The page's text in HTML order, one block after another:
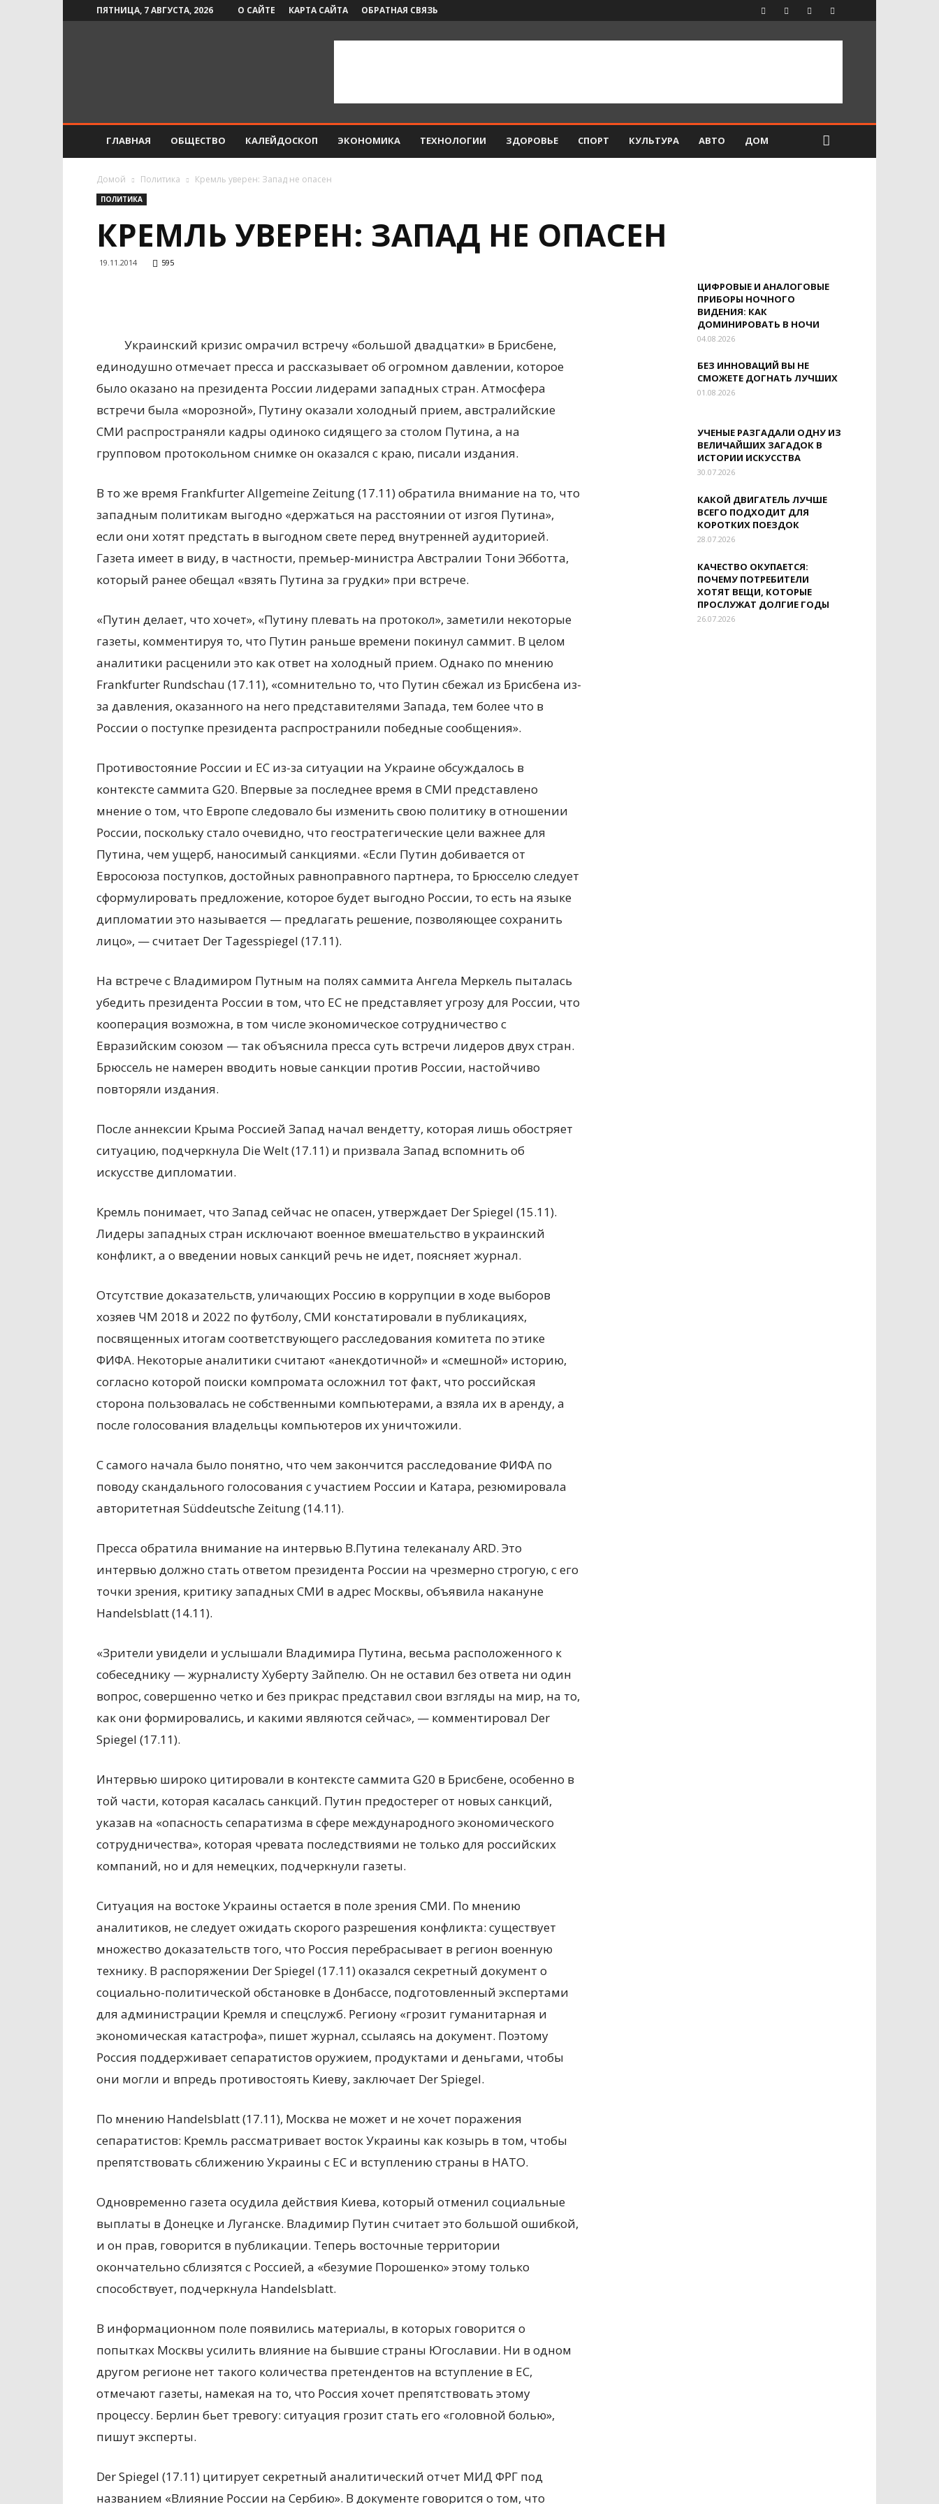
ПЯТНИЦА, 7 АВГУСТА, 2026 О САЙТЕ КАРТА САЙТА ОБРАТНАЯ СВЯЗЬ
ГЛАВНАЯ ОБЩЕСТВО КАЛЕЙДОСКОП ЭКОНОМИКА ТЕХНОЛОГИИ ЗДОРОВЬЕ СПОРТ КУЛЬТУРА АВТО ДОМ
Домой Политика Кремль уверен: Запад не опасен
ПОЛИТИКА
КРЕМЛЬ УВЕРЕН: ЗАПАД НЕ ОПАСЕН
19.11.2014 595
Украинский кризис омрачил встречу «большой двадцатки» в Брисбене,
единодушно отмечает пресса и рассказывает об огромном давлении, которое
было оказано на президента России лидерами западных стран. Атмосфера
встречи была «морозной», Путину оказали холодный прием, австралийские
СМИ распространяли кадры одиноко сидящего за столом Путина, а на
групповом протокольном снимке он оказался с краю, писали издания.
В то же время Frankfurter Allgemeine Zeitung (17.11) обратила внимание на то, что
западным политикам выгодно «держаться на расстоянии от изгоя Путина»,
если они хотят предстать в выгодном свете перед внутренней аудиторией.
Газета имеет в виду, в частности, премьер-министра Австралии Тони Эбботта,
который ранее обещал «взять Путина за грудки» при встрече.
«Путин делает, что хочет», «Путину плевать на протокол», заметили некоторые
газеты, комментируя то, что Путин раньше времени покинул саммит. В целом
аналитики расценили это как ответ на холодный прием. Однако по мнению
Frankfurter Rundschau (17.11), «сомнительно то, что Путин сбежал из Брисбена из-
за давления, оказанного на него представителями Запада, тем более что в
России о поступке президента распространили победные сообщения».
Противостояние России и ЕС из-за ситуации на Украине обсуждалось в
контексте саммита G20. Впервые за последнее время в СМИ представлено
мнение о том, что Европе следовало бы изменить свою политику в отношении
России, поскольку стало очевидно, что геостратегические цели важнее для
Путина, чем ущерб, наносимый санкциями. «Если Путин добивается от
Евросоюза поступков, достойных равноправного партнера, то Брюсселю следует
сформулировать предложение, которое будет выгодно России, то есть на языке
дипломатии это называется — предлагать решение, позволяющее сохранить
лицо», — считает Der Tagesspiegel (17.11).
На встрече с Владимиром Путным на полях саммита Ангела Меркель пыталась
убедить президента России в том, что ЕС не представляет угрозу для России, что
кооперация возможна, в том числе экономическое сотрудничество с
Евразийским союзом — так объяснила пресса суть встречи лидеров двух стран.
Брюссель не намерен вводить новые санкции против России, настойчиво
повторяли издания.
После аннексии Крыма Россией Запад начал вендетту, которая лишь обостряет
ситуацию, подчеркнула Die Welt (17.11) и призвала Запад вспомнить об
искусстве дипломатии.
Кремль понимает, что Запад сейчас не опасен, утверждает Der Spiegel (15.11).
Лидеры западных стран исключают военное вмешательство в украинский
конфликт, а о введении новых санкций речь не идет, поясняет журнал.
Отсутствие доказательств, уличающих Россию в коррупции в ходе выборов
хозяев ЧМ 2018 и 2022 по футболу, СМИ констатировали в публикациях,
посвященных итогам соответствующего расследования комитета по этике
ФИФА. Некоторые аналитики считают «анекдотичной» и «смешной» историю,
согласно которой поиски компромата осложнил тот факт, что российская
сторона пользовалась не собственными компьютерами, а взяла их в аренду, а
после голосования владельцы компьютеров их уничтожили.
С самого начала было понятно, что чем закончится расследование ФИФА по
поводу скандального голосования с участием России и Катара, резюмировала
авторитетная Süddeutsche Zeitung (14.11).
Пресса обратила внимание на интервью В.Путина телеканалу ARD. Это
интервью должно стать ответом президента России на чрезмерно строгую, с его
точки зрения, критику западных СМИ в адрес Москвы, объявила накануне
Handelsblatt (14.11).
«Зрители увидели и услышали Владимира Путина, весьма расположенного к
собеседнику — журналисту Хуберту Зайпелю. Он не оставил без ответа ни один
вопрос, совершенно четко и без прикрас представил свои взгляды на мир, на то,
как они формировались, и какими являются сейчас», — комментировал Der
Spiegel (17.11).
Интервью широко цитировали в контексте саммита G20 в Брисбене, особенно в
той части, которая касалась санкций. Путин предостерег от новых санкций,
указав на «опасность сепаратизма в сфере международного экономического
сотрудничества», которая чревата последствиями не только для российских
компаний, но и для немецких, подчеркнули газеты.
Ситуация на востоке Украины остается в поле зрения СМИ. По мнению
аналитиков, не следует ожидать скорого разрешения конфликта: существует
множество доказательств того, что Россия перебрасывает в регион военную
технику. В распоряжении Der Spiegel (17.11) оказался секретный документ о
социально-политической обстановке в Донбассе, подготовленный экспертами
для администрации Кремля и спецслужб. Региону «грозит гуманитарная и
экономическая катастрофа», пишет журнал, ссылаясь на документ. Поэтому
Россия поддерживает сепаратистов оружием, продуктами и деньгами, чтобы
они могли и впредь противостоять Киеву, заключает Der Spiegel.
По мнению Handelsblatt (17.11), Москва не может и не хочет поражения
сепаратистов: Кремль рассматривает восток Украины как козырь в том, чтобы
препятствовать сближению Украины с ЕС и вступлению страны в НАТО.
Одновременно газета осудила действия Киева, который отменил социальные
выплаты в Донецке и Луганске. Владимир Путин считает это большой ошибкой,
и он прав, говорится в публикации. Теперь восточные территории
окончательно сблизятся с Россией, а «безумие Порошенко» этому только
способствует, подчеркнула Handelsblatt.
В информационном поле появились материалы, в которых говорится о
попытках Москвы усилить влияние на бывшие страны Югославии. Ни в одном
другом регионе нет такого количества претендентов на вступление в ЕС,
отмечают газеты, намекая на то, что Россия хочет препятствовать этому
процессу. Берлин бьет тревогу: ситуация грозит стать его «головной болью»,
пишут эксперты.
Der Spiegel (17.11) цитирует секретный аналитический отчет МИД ФРГ под
названием «Влияние России на Сербию». В документе говорится о том, что
ЦИФРОВЫЕ И АНАЛОГОВЫЕ
ПРИБОРЫ НОЧНОГО
ВИДЕНИЯ: КАК
ДОМИНИРОВАТЬ В НОЧИ
04.08.2026
БЕЗ ИННОВАЦИЙ ВЫ НЕ
СМОЖЕТЕ ДОГНАТЬ ЛУЧШИХ
01.08.2026
УЧЕНЫЕ РАЗГАДАЛИ ОДНУ ИЗ
ВЕЛИЧАЙШИХ ЗАГАДОК В
ИСТОРИИ ИСКУССТВА
30.07.2026
КАКОЙ ДВИГАТЕЛЬ ЛУЧШЕ
ВСЕГО ПОДХОДИТ ДЛЯ
КОРОТКИХ ПОЕЗДОК
28.07.2026
КАЧЕСТВО ОКУПАЕТСЯ:
ПОЧЕМУ ПОТРЕБИТЕЛИ
ХОТЯТ ВЕЩИ, КОТОРЫЕ
ПРОСЛУЖАТ ДОЛГИЕ ГОДЫ
26.07.2026